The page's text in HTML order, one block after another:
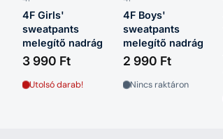
4F Girls'
sweatpants
melegítő nadrág
3 990 Ft
Utolsó darab!
4F Boys'
sweatpants
melegítő nadrág
2 990 Ft
Nincs raktáron